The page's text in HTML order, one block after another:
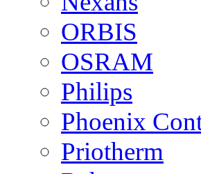
ORBIS
OSRAM
Philips
Phoenix
Priotherm